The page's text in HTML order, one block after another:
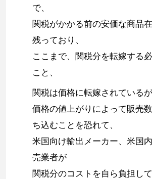
で、
関税がかかる前の安価な商品
残っており、
ここまで、関税分を転嫁する
こと、
関税は価格に転嫁されているが
価格の値上がりによって販売
ち込むことを恐れて、
米国向け輸出メーカー、米国
売業者が
関税分のコストを自ら負担し